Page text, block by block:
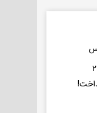
۲۰۰